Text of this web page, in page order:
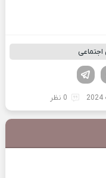
لینکدین
0 نظر